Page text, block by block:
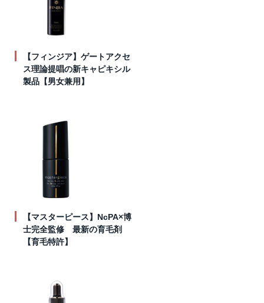
【フィンジア】ゲートアクセ
ス理論提唱の新キャピキシル
製品【男女兼用】
【マスターピース】NcPA×博
士完全監修 最新の育毛剤
【育毛特許】